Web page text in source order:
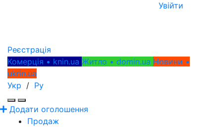
Увійти
Реєстрація
Комерція • knin.ua Житло • domin.ua Новини •
ukrin.ua
Укр / Ру
Додати оголошення
Продаж